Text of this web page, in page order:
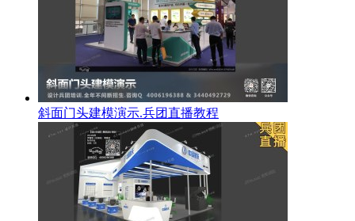
斜面门头建模演示.兵团直播教程